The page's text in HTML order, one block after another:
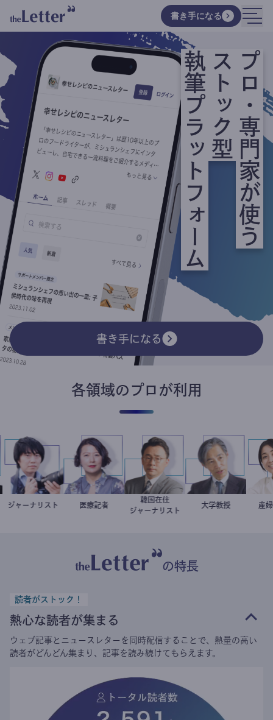
書き手になる
プロ・専門家が使う
ストック型
執筆プラットフォーム
書き手になる
各領域のプロが利用
志葉玲
ジャーナリスト 岩永直子
医療記者 徐台教
韓国在住
ジャーナリスト
加藤忠史
大学教授
の特長
読者がストック！
熱心な読者が集まる
ウェブ記事とニュースレターを同時配信することで、熱量の高い
読者がどんどん集まり、記事を読み続けてもらえます。